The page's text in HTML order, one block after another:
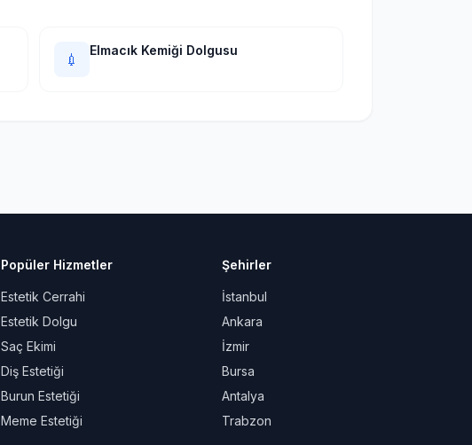
💉
Elmacık Kemiği Dolgusu
Popüler Hizmetler
Estetik Cerrahi
Estetik Dolgu
Saç Ekimi
Diş Estetiği
Burun Estetiği
Meme Estetiği
Şehirler
İstanbul
Ankara
İzmir
Bursa
Antalya
Trabzon